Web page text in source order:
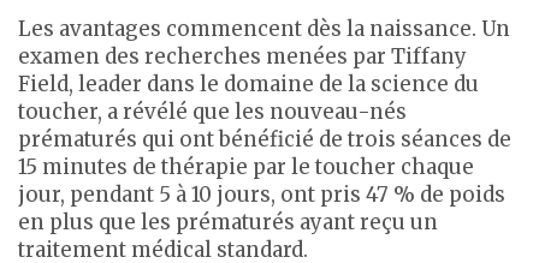
Les avantages commencent dès la naissance. Un
examen des recherches menées par Tiffany
Field, leader dans le domaine de la science du
toucher, a révélé que les nouveau-nés
prématurés qui ont bénéficié de trois séances de
15 minutes de thérapie par le toucher chaque
jour, pendant 5 à 10 jours, ont pris 47 % de poids
en plus que les prématurés ayant reçu un
traitement médical standard.